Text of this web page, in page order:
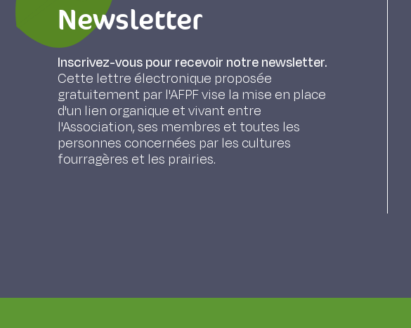
Newsletter
Inscrivez-vous pour recevoir notre newsletter.
Cette lettre électronique proposée
gratuitement par l'AFPF vise la mise en place
d'un lien organique et vivant entre
l'Association, ses membres et toutes les
personnes concernées par les cultures
fourragères et les prairies.